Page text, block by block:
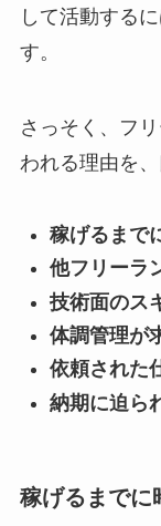
して活動する
す。
さっそく、フ
われる理由を
稼げるまで
他フリーラ
技術面のス
体調管理が
依頼された
納期に迫ら
稼げるまでに